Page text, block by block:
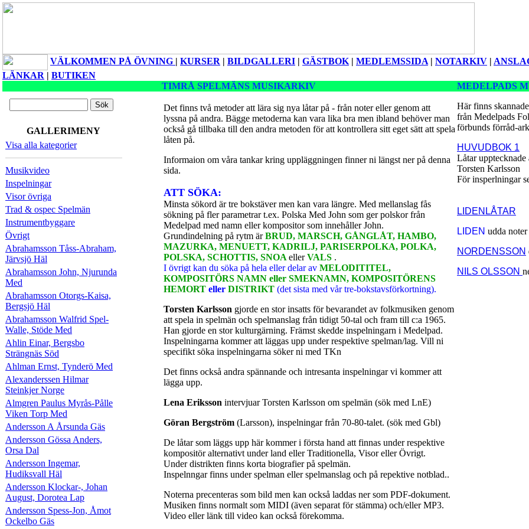
VÄLKOMMEN PÅ ÖVNING | KURSER | BILDGALLERI | GÄSTBOK | MEDLEMSSIDA | NOTARKIV |
LÄNKAR | BUTIKEN
TIMRÅ SPELMÄNS MUSIKARKIV
MEDELPADS
GALLERIMENY
Visa alla kategorier
Musikvideo
Inspelningar
Visor övriga
Trad & ospec Spelmän
Instrumentbyggare
Övrigt
Abrahamsson Tåss-Abraham,
Järvsjö Häl
Abrahamsson John, Njurunda
Med
Abrahamsson Otorgs-Kaisa,
Bergsjö Häl
Abrahamsson Walfrid Spel-
Walle, Stöde Med
Ahlin Einar, Bergsbo
Strängnäs Söd
Ahlman Ernst, Tynderö Med
Alexanderssen Hilmar
Steinkjer Norge
Almgren Paulus Myrås-Pålle
Viken Torp Med
Andersson A Årsunda Gäs
Andersson Gössa Anders,
Orsa Dal
Andersson Ingemar,
Hudiksvall Häl
Andersson Klockar-, Johan
August, Dorotea Lap
Andersson Spess-Jon, Åmot
Ockelbo Gäs
Det finns två metoder att lära sig nya låtar på - från noter eller genom att
lyssna på andra. Bägge metoderna kan vara lika bra men ibland behöver man
också gå tillbaka till den andra metoden för att kontrollera sitt eget sätt att spela
låten på.
Informaion om våra tankar kring uppläggningen finner ni längst ner på denna
sida.
ATT SÖKA:
Minsta sökord är tre bokstäver men kan vara längre. Med mellanslag fås
sökning på fler parametrar t.ex. Polska Med John som ger polskor från
Medelpad med namn eller kompositor som innehåller John.
Grundindelning på rytm ärBRUD, MARSCH, GÅNGLÅT, HAMBO,
MAZURKA, MENUETT, KADRILJ, PARISERPOLKA, POLKA,
POLSKA, SCHOTTIS, SNOA ellerVALS .
I övrigt kan du söka på hela eller delar av MELODITITEL,
KOMPOSITÖRS NAMN eller SMEKNAMN, KOMPOSITÖRENS
HEMORT eller DISTRIKT (det sista med vår tre-bokstavsförkortning).
Torsten Karlsson gjorde en stor insatts för bevarandet av folkmusiken genom
att spela in spelmän och spelmanslag från tidigt 50-tal och fram till c:a 1965.
Han gjorde en stor kulturgärning. Främst skedde inspelningarn i Medelpad.
Inspelningarna kommer att läggas upp under respektive spelman/lag. Vill ni
specifikt söka inspelningarna söker ni med TKn
Det finns också andra spännande och intresanta inspelningar vi kommer att
lägga upp.
Lena Eriksson intervjuar Torsten Karlsson om spelmän (sök med LnE)
Göran Bergström (Larsson), inspelningar från 70-80-talet. (sök med Gbl)
De låtar som läggs upp här kommer i första hand att finnas under respektive
kompositör alternativt under land eller Traditionella, Visor eller Övrigt.
Under distrikten finns korta biografier på spelmän.
Inspelnngar finns under spelman eller spelmanslag och på repektive notblad..
Noterna precenteras som bild men kan också laddas ner som PDF-dokument.
Musiken finns normalt som MIDI (även separat för stämma) och/eller MP3.
Video eller länk till video kan också förekomma.
Här finns
från Medelpads
förbunds förråd-
HUVUDBOK 1
Låtar upptecknade
Torsten Karlsson
För insperlningar
LIDENLÅTAR
LIDEN udda noter
NORDENSSON
NILS OLSSON